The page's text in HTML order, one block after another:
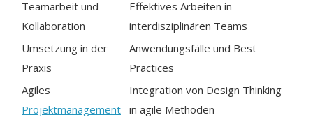
Teamarbeit und
Kollaboration
Effektives Arbeiten in
interdisziplinären Teams
Umsetzung in der
Praxis
Anwendungsfälle und Best
Practices
Agiles
Projektmanagement
Integration von Design Thinking
in agile Methoden